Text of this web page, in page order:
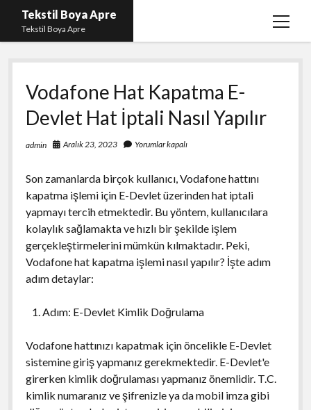
Tekstil Boya Apre
Tekstil Boya Apre
menüyü
Igtv Yorum Yükleme Hilesi Ücretsiz
Liste
Sayfa Listesi
Şifresiz Youtube Beğeni Yükseltme
Vodafone Hat Kapatma E-
Devlet Hat İptali Nasıl Yapılır
admin Aralık 23, 2023 Yorumlar kapalı
Son zamanlarda birçok kullanıcı, Vodafone hattını
kapatma işlemi için E-Devlet üzerinden hat iptali
yapmayı tercih etmektedir. Bu yöntem, kullanıcılara
kolaylık sağlamakta ve hızlı bir şekilde işlem
gerçekleştirmelerini mümkün kılmaktadır. Peki,
Vodafone hat kapatma işlemi nasıl yapılır? İşte adım
adım detaylar:
Adım: E-Devlet Kimlik Doğrulama
Vodafone hattınızı kapatmak için öncelikle E-Devlet
sistemine giriş yapmanız gerekmektedir. E-Devlet'e
girerken kimlik doğrulaması yapmanız önemlidir. T.C.
kimlik numaranız ve şifrenizle ya da mobil imza gibi